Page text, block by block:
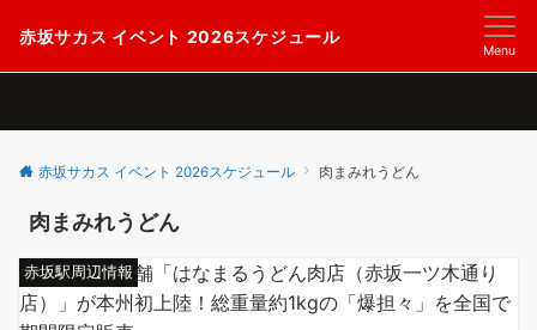
赤坂サカス イベント 2026スケジュール
Menu
赤坂サカス イベント 2026スケジュール 肉まみれうどん
肉まみれうどん
赤坂駅周辺情報